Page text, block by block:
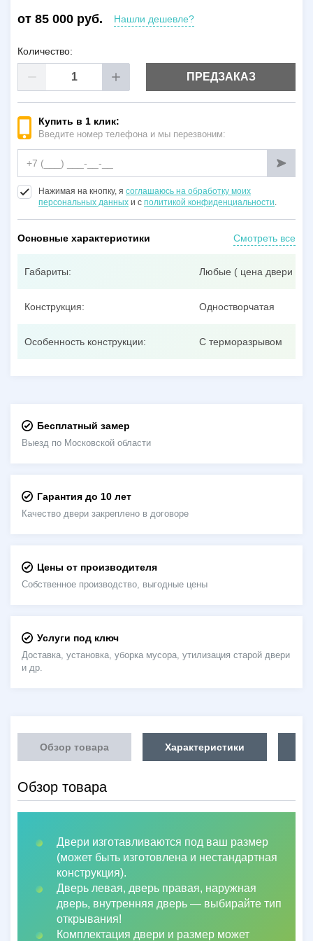
от 85 000 руб. Нашли дешевле?
Количество:
ПРЕДЗАКАЗ
Купить в 1 клик:
Введите номер телефона и мы перезвоним:
Нажимая на кнопку, я соглашаюсь на обработку моих
персональных данных и с политикой конфиденциальности.
Основные характеристики Смотреть все
Габариты: Любые ( цена двери
Конструкция: Одностворчатая
Особенность конструкции: С терморазрывом
Бесплатный замер
Выезд по Московской области
Гарантия до 10 лет
Качество двери закреплено в договоре
Цены от производителя
Собственное производство, выгодные цены
Услуги под ключ
Доставка, установка, уборка мусора, утилизация старой двери
и др.
Обзор товара Характеристики
Обзор товара
Двери изготавливаются под ваш размер
(может быть изготовлена и нестандартная
конструкция).
Дверь левая, дверь правая, наружная
дверь, внутренняя дверь — выбирайте тип
открывания!
Комплектация двери и размер может